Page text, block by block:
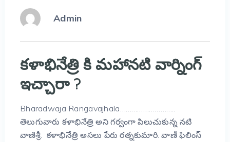
Admin
కళాభినేత్రి కి మహానటి వార్నింగ్
ఇచ్చారా ?
Bharadwaja Rangavajhala………………………..
తెలుగువారు కళాభినేత్రి అని గర్వంగా పిలుచుకున్న నటి
వాణిశ్రీ. కళాభినేత్రి అసలు పేరు రత్నకుమారి. వాణీ ఫిలింస్